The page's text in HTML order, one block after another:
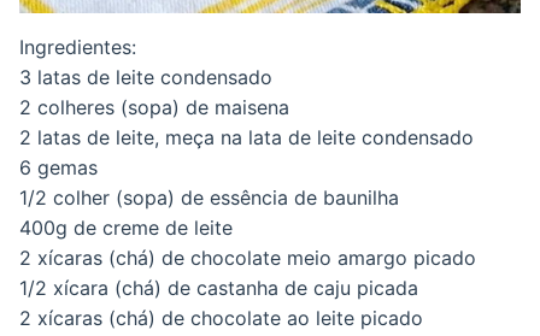
Ingredientes:
3 latas de leite condensado
2 colheres (sopa) de maisena
2 latas de leite, meça na lata de leite condensado
6 gemas
1/2 colher (sopa) de essência de baunilha
400g de creme de leite
2 xícaras (chá) de chocolate meio amargo picado
1/2 xícara (chá) de castanha de caju picada
2 xícaras (chá) de chocolate ao leite picado